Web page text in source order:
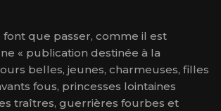
font que passer, comme il est
« publication destinée à la
belles, jeunes, charmeuses, filles
fous, princesses lointaines
traîtres, guerrières fourbes et